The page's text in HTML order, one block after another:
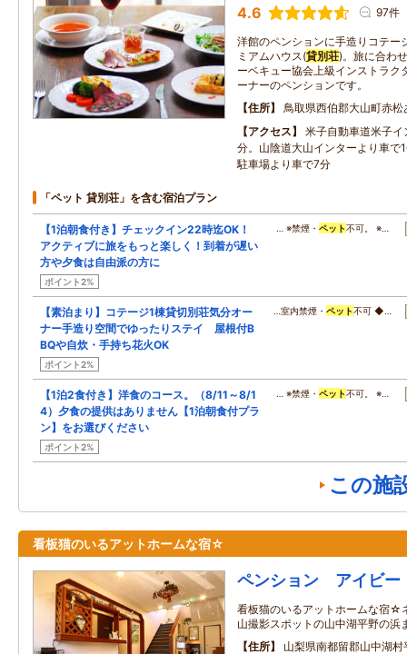
4.6 97件
洋館のペンションに手造りコテー
ミアムハウス(貸別荘)。旅に合わ
ーベキュー協会上級インストラク
ーナーのペンションです。
住所
鳥取県西伯郡大山町赤
アクセス
米子自動車道米子
分。山陰道大山インターより車で
駐車場より車で7分
「ペット 貸別荘」を含む宿泊プラン
【1泊朝食付き】チェックイン22時迄OK！
アクティブに旅をもっと楽しく！到着が遅い
方や夕食は自由派の方に
ポイント2%
… ※禁煙・ ペット不可。 ※…
【素泊まり】コテージ1棟貸切別荘気分オー
ナー手造り空間でゆったりステイ 屋根付B
BQや自炊・手持ち花火OK
ポイント2%
…室内禁煙・ ペット不可 ◆…
【1泊2食付き】洋食のコース。（8/11～8/1
4）夕食の提供はありません【1泊朝食付プラ
ン】をお選びください
ポイント2%
… ※禁煙・ ペット不可。 ※…
この施
看板猫のいるアットホームな宿☆
ペンション アイビー
看板猫のいるアットホームな宿☆
山撮影スポットの山中湖平野の浜
住所
山梨県南都留郡山中湖